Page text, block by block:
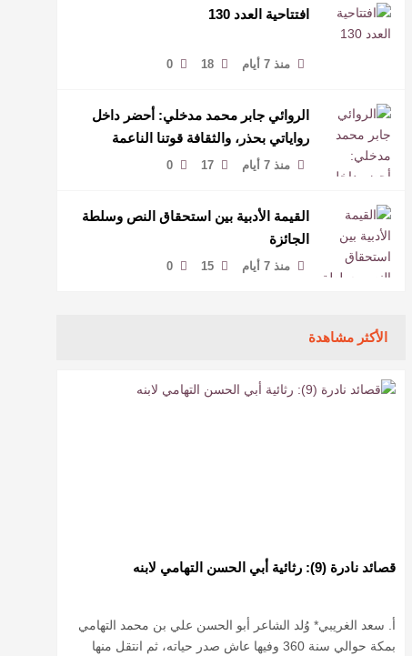
افتتاحية العدد 130
منذ 7 أيام 18
0
الروائي جابر محمد مدخلي: أحضر داخل
رواياتي بحذر، والثقافة قوتنا الناعمة
لمخاطبة العالم.
منذ 7 أيام 17
0
القيمة الأدبية بين استحقاق النص وسلطة
الجائزة
منذ 7 أيام 15
0
الأكثر مشاهدة
قصائد نادرة (9): رثائية أبي الحسن التهامي لابنه
أ. سعد الغريبي* وُلد الشاعر أبو الحسن علي بن محمد التهامي
بمكة حوالي سنة 360 وفيها عاش صدر حياته، ثم انتقل منها